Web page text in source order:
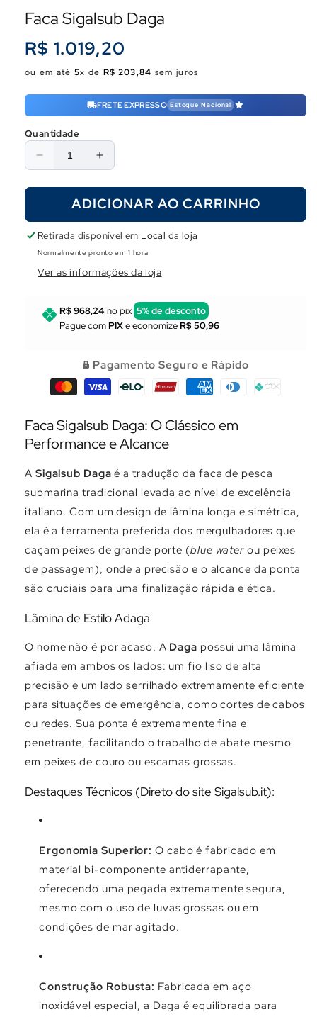
Faca Sigalsub Daga
Preço
normal
R$ 1.019,20
ou em até 5x de R$ 203,84 sem juros
FRETE EXPRESSO Estoque Nacional
Quantidade
Diminuir
quantidade
Faca
Sigalsub
Daga
Aumentar
quantidade
de
Faca
Sigalsub
Daga
ADICIONAR AO CARRINHO
Retirada disponível em Local da loja
Normalmente pronto em 1 hora
Ver as informações da loja
R$ 968,24no pix 5% de desconto
Pague comPIXe economizeR$ 50,96
Pagamento Seguro e Rápido
Faca Sigalsub Daga: O Clássico em
Performance e Alcance
A Sigalsub Daga é a tradução da faca de pesca
submarina tradicional levada ao nível de excelência
italiano. Com um design de lâmina longa e simétrica,
ela é a ferramenta preferida dos mergulhadores que
caçam peixes de grande porte (blue water ou peixes
de passagem), onde a precisão e o alcance da ponta
são cruciais para uma finalização rápida e ética.
Lâmina de Estilo Adaga
O nome não é por acaso. A Daga possui uma lâmina
afiada em ambos os lados: um fio liso de alta
precisão e um lado serrilhado extremamente eficiente
para situações de emergência, como cortes de cabos
ou redes. Sua ponta é extremamente fina e
penetrante, facilitando o trabalho de abate mesmo
em peixes de couro ou escamas grossas.
Destaques Técnicos (Direto do site Sigalsub.it):
Ergonomia Superior: O cabo é fabricado em
material bi-componente antiderrapante,
oferecendo uma pegada extremamente segura,
mesmo com o uso de luvas grossas ou em
condições de mar agitado.
Construção Robusta: Fabricada em aço
inoxidável especial, a Daga é equilibrada para